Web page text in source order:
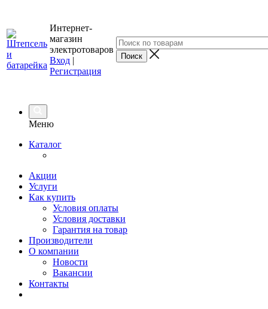
Интернет-
магазин
электротоваров
Вход |
Регистрация
Меню
Каталог
Акции
Услуги
Как купить
Условия оплаты
Условия доставки
Гарантия на товар
Производители
О компании
Новости
Вакансии
Контакты